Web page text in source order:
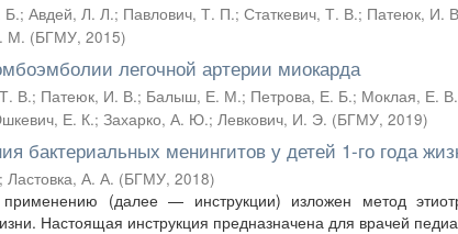
Б.; Авдей, Л. Л.; Павлович, Т. П.; Статкевич, Т. В.; Патеюк, И.
М. (БГМУ, 2015)
легочной артерии миокарда
В.; Патеюк, И. В.; Балыш, Е. М.; Петрова, Е. Б.; Моклая, Е. В.
Е. К.; Захарко, А. Ю.; Левкович, И. Э. (БГМУ, 2019)
бактериальных менингитов у детей 1-го года
; Ластовка, А. А. (БГМУ, 2018)
(далее — инструкции) изложен метод
Настоящая инструкция предназначена для врачей